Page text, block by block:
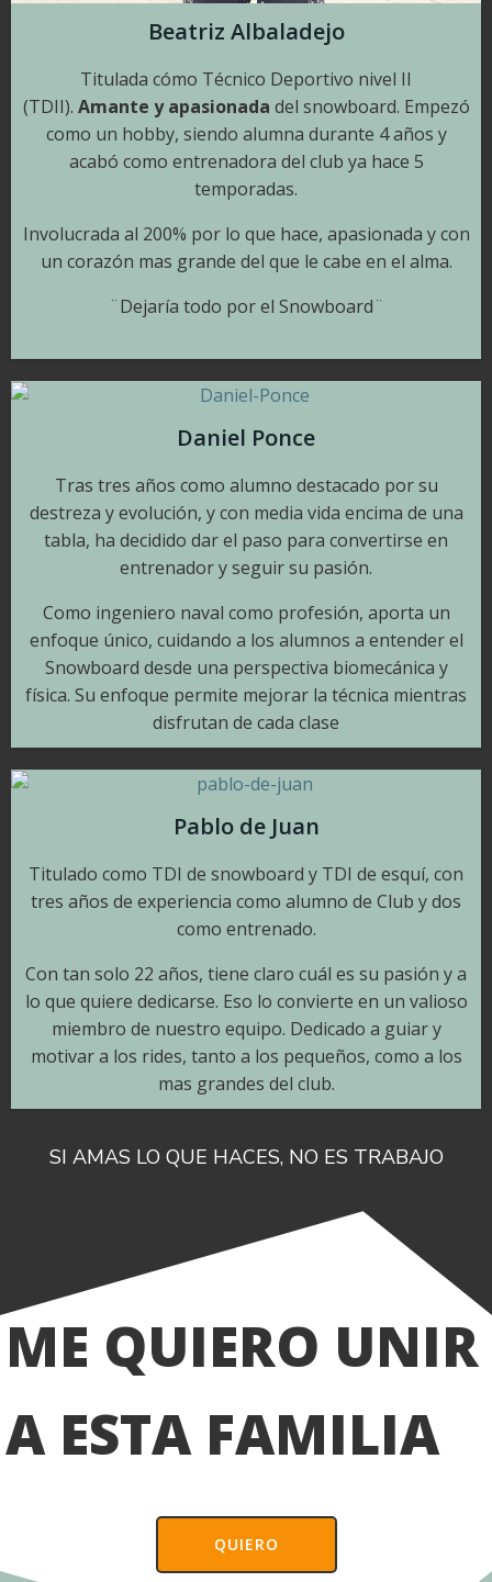
Beatriz Albaladejo
Titulada cómo Técnico Deportivo nivel II
(TDII). Amante y apasionada del snowboard. Empezó
como un hobby, siendo alumna durante 4 años y
acabó como entrenadora del club ya hace 5
temporadas.
Involucrada al 200% por lo que hace, apasionada y con
un corazón mas grande del que le cabe en el alma.
¨Dejaría todo por el Snowboard¨
Daniel Ponce
Tras tres años como alumno destacado por su
destreza y evolución, y con media vida encima de una
tabla, ha decidido dar el paso para convertirse en
entrenador y seguir su pasión.
Como ingeniero naval como profesión, aporta un
enfoque único, cuidando a los alumnos a entender el
Snowboard desde una perspectiva biomecánica y
física. Su enfoque permite mejorar la técnica mientras
disfrutan de cada clase
Pablo de Juan
Titulado como TDI de snowboard y TDI de esquí, con
tres años de experiencia como alumno de Club y dos
como entrenado.
Con tan solo 22 años, tiene claro cuál es su pasión y a
lo que quiere dedicarse. Eso lo convierte en un valioso
miembro de nuestro equipo. Dedicado a guiar y
motivar a los rides, tanto a los pequeños, como a los
mas grandes del club.
SI AMAS LO QUE HACES, NO ES TRABAJO
ME QUIERO UNIR
A ESTA FAMILIA
QUIERO